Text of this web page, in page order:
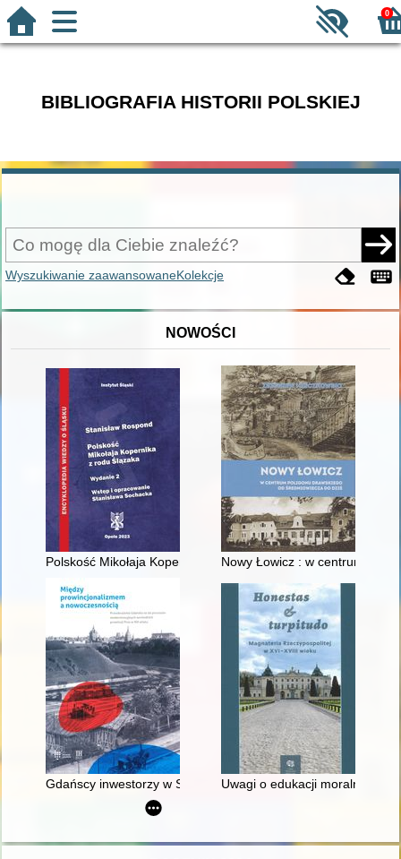
0
BIBLIOGRAFIA HISTORII POLSKIEJ
Wyszukiwanie zaawansowaneKolekcje
NOWOŚCI
Polskość Mikołaja Kopernika z rodu ŚlązakaNowy Łowicz : w centrum
Gdańscy inwestorzy w Sopocie : prestiż finansowy i
Uwagi o edukacji moralnej